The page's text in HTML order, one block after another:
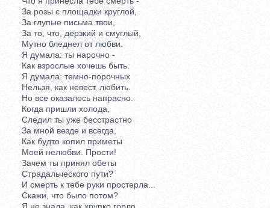
За розы с площадки круглой,
За глупые письма твои,
За то, что, дерзкий и смуглый,
Мутно бледнел от любви.
Я думала: ты нарочно -
Как взрослые хочешь быть.
Я думала: темно-порочных
Нельзя, как невест, любить.
Но все оказалось напрасно.
Когда пришли холода,
Следил ты уже бесстрастно
За мной везде и всегда,
Как будто копил приметы
Моей нелюбви. Прости!
Зачем ты принял обеты
Страдальческого пути?
И смерть к тебе руки простерла...
Скажи, что было потом?
Я не знала, как хрупко горло